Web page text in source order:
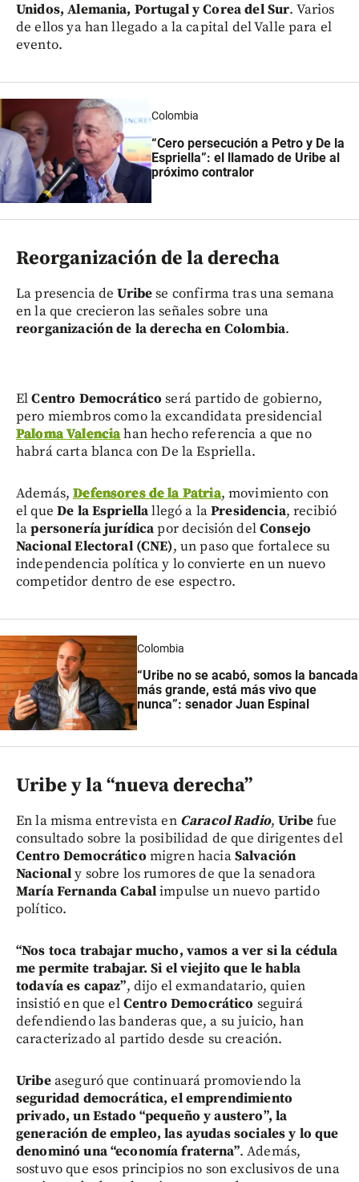
Unidos, Alemania, Portugal y Corea del Sur. Varios
de ellos ya han llegado a la capital del Valle para el
evento.
Colombia
“Cero persecución a Petro y De la
Espriella”: el llamado de Uribe al
próximo contralor
Reorganización de la derecha
La presencia deUribese confirma tras una semana
en la que crecieron las señales sobre una
reorganización de la derecha en Colombia.
ElCentro Democrático será partido de gobierno,
pero miembros como la excandidata presidencial
Paloma Valencia han hecho referencia a que no
habrá carta blanca con De la Espriella.
Además,Defensores de la Patria, movimiento con
el queDe la Espriellallegó a laPresidencia, recibió
lapersonería jurídicapor decisión delConsejo
Nacional Electoral (CNE), un paso que fortalece su
independencia política y lo convierte en un nuevo
competidor dentro de ese espectro.
Colombia
“Uribe no se acabó, somos la bancada
más grande, está más vivo que
nunca”: senador Juan Espinal
Uribe y la “nueva derecha”
En la misma entrevista en Caracol Radio,Uribefue
consultado sobre la posibilidad de que dirigentes del
Centro Democrático migren haciaSalvación
Nacionaly sobre los rumores de que la senadora
María Fernanda Cabalimpulse un nuevo partido
político.
“Nos toca trabajar mucho, vamos a ver si la cédula
me permite trabajar. Si el viejito que le habla
todavía es capaz”, dijo el exmandatario, quien
insistió en que elCentro Democrático seguirá
defendiendo las banderas que, a su juicio, han
caracterizado al partido desde su creación.
Uribeaseguró que continuará promoviendo la
seguridad democrática, el emprendimiento
privado, un Estado “pequeño y austero”, la
generación de empleo, las ayudas sociales y lo que
denominó una “economía fraterna”. Además,
sostuvo que esos principios no son exclusivos de una